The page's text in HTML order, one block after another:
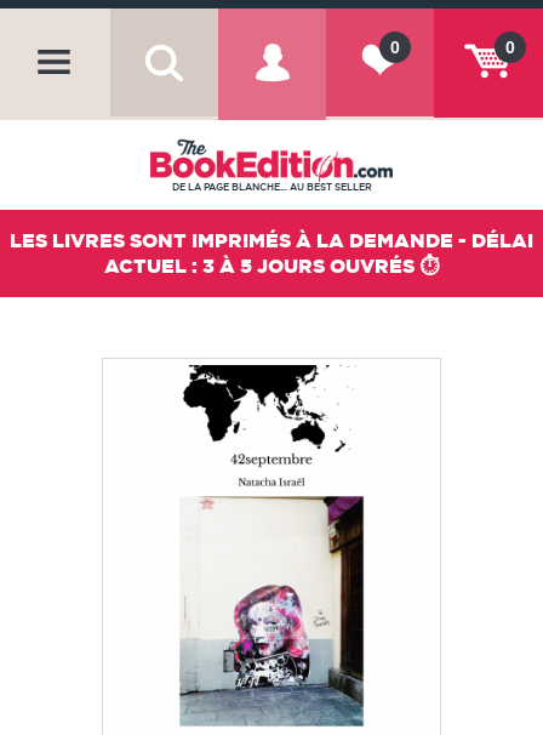
0
0
DE LA PAGE BLANCHE... AU BEST SELLER
LES LIVRES SONT IMPRIMÉS À LA DEMANDE - DÉLAI
ACTUEL : 3 À 5 JOURS OUVRÉS ⏱️